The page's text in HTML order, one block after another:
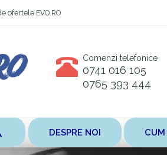
ofertele EVO.RO
Comenzi telefonice
0741 016 105
0765 393 444
DESPRE NOI CUM